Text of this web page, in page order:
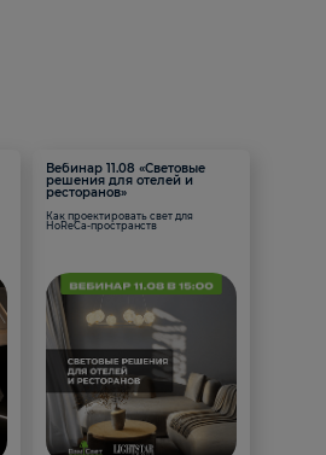
Вебинар 11.08 «Световые
решения для отелей и
ресторанов»
Как проектировать свет для
HoReCa-пространств